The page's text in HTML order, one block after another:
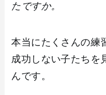
たですか。
本当にたくさんの練
成功しない子たちを
んです。